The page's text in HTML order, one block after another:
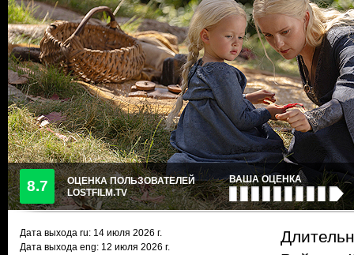
8.7
ОЦЕНКА ПОЛЬЗОВАТЕЛЕЙ
LOSTFILM.TV
ВАША ОЦЕНКА
Дата выхода ru: 14 июля 2026 г.
Дата выхода eng: 12 июля 2026 г.